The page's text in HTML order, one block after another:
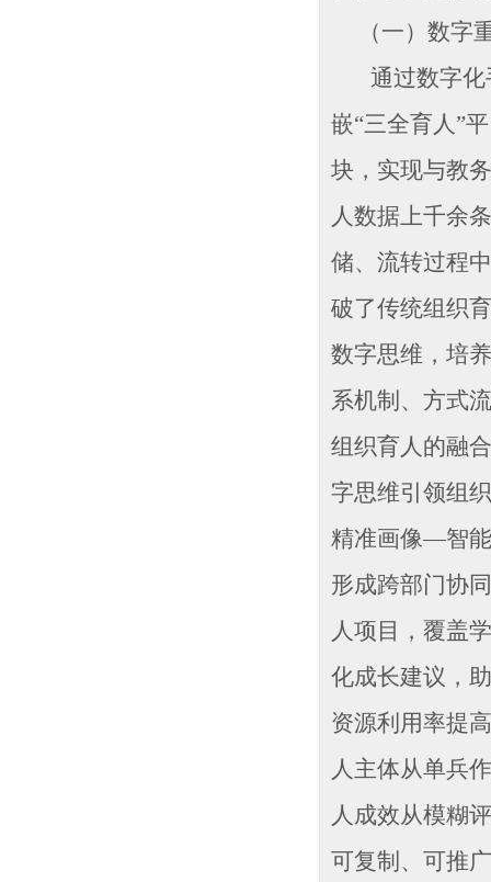
（一）数字
通过数字化
嵌“三全育人”
块，实现与教
人数据上千余
储、流转过程
破了传统组织
数字思维，培
系机制、方式
组织育人的融
字思维引领组
精准画像—智能
形成跨部门协
人项目，覆盖
化成长建议，
资源利用率提
人主体从单兵
人成效从模糊
可复制、可推